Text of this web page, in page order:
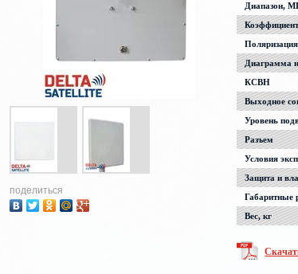
поделиться
Диапазон,
Поляризация
Диаграмма
КСВН
Выходное
Уровень
Разъем
Условия
Защита и
Габаритные
Вес, кг